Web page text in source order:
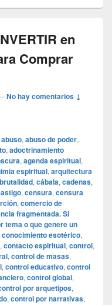
en
Comprar
No hay comentarios ↓
abuso, abuso de poder,
, adoctrinamiento
, agenda espiritual,
espiritual, arquitectura
brutalidad, cábala, cadenas,
, censura, censura
, comercio de
fragmentada. Si
tema o que genere un
conocimiento esotérico,
, contacto espiritual, control,
, control de masas,
, control educativo, control
, control global,
por arquetipos,
, control por narrativas,